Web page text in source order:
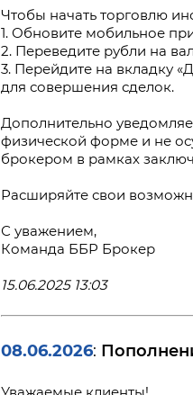
Чтобы начать торговлю
1. Обновите мобильное
2. Переведите рубли на
3. Перейдите на вкладку
для совершения сделок.
Дополнительно
физической форме и не
брокером в рамках
Расширяйте свои
С уважением,
Команда ББР Брокер
15.06.2025 13:03
08.06.2026:
Уважаемые клиенты!